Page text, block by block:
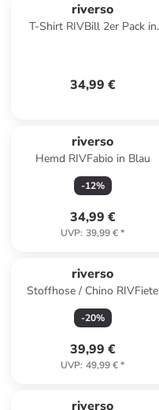
riverso
T-Shirt RIVBill 2er Pack in
34,99 €
riverso
Hemd RIVFabio in Blau
-12%
34,99 €
UVP: 39,99 €*
riverso
Stoffhose / Chino RIVFiete
regular/straight in Grün
-20%
39,99 €
UVP: 49,99 €*
riverso